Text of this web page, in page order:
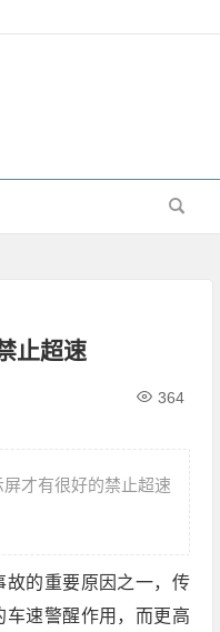
止超速
364
才有很好的禁止超速
故的重要原因之一，传
速警醒作用，而更高